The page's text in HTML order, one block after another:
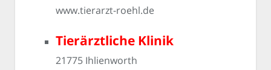
www.tierarzt-roehl.de
Tierärztliche Klinik
21775 Ihlienworth